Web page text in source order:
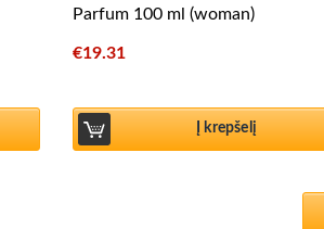
Parfum 100 ml (woman)
€19.31
Į krepšelį